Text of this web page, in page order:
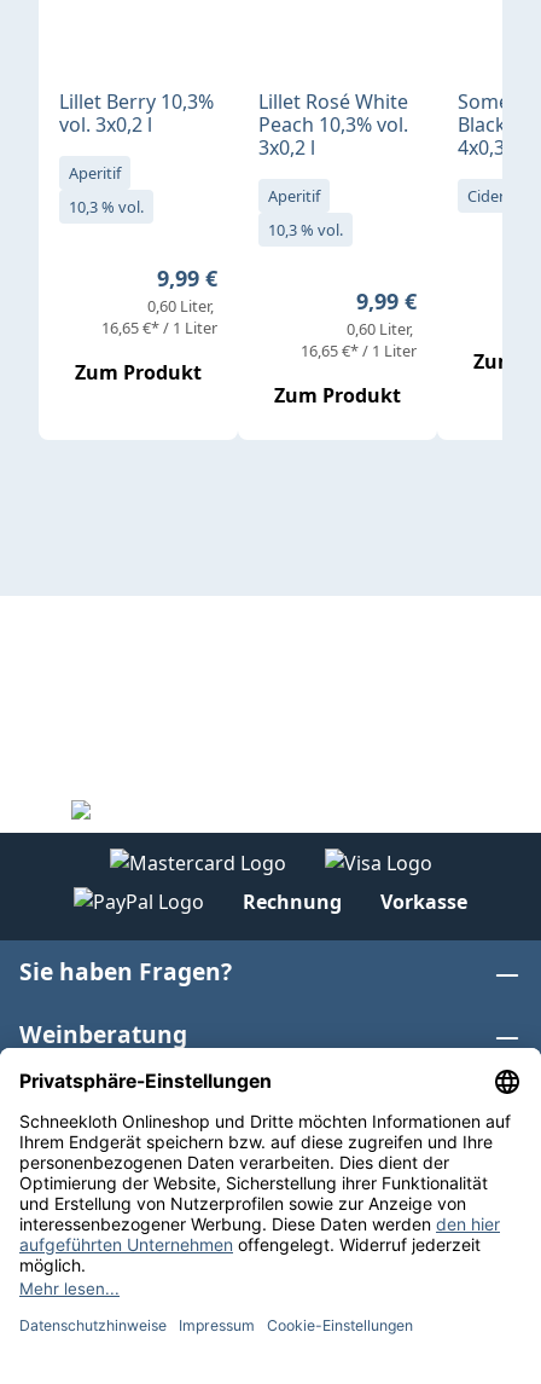
Lillet Berry 10,3%
vol. 3x0,2 l
Aperitif
10,3 % vol.
Regulärer Preis:
9,99 €
0,60 Liter
16,65 €* / 1 Liter
Zum Produkt
Lillet Rosé White
Peach 10,3% vol.
3x0,2 l
Aperitif
10,3 % vol.
Regulärer Preis:
9,99 €
0,60 Liter
16,65 €* / 1 Liter
Zum Produkt
4x0,33 l
Cider
Zum
Rechnung Vorkasse
Sie haben Fragen?
Weinberatung
Informationen
Weinkategorien
Internationaler Wein
* Alle Preise inkl. gesetzl. Mehrwertsteuer zzgl.
anders angegeben. Bioprodukte im Bio-Kontrollverfahren